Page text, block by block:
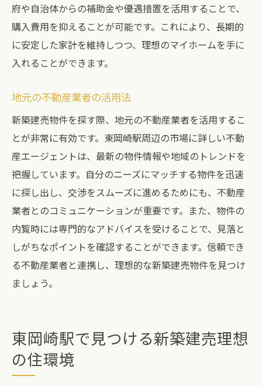
府や自治体からの補助金や優遇措置を活用することで、
購入費用を抑えることが可能です。これにより、長期的
に安定した家計を維持しつつ、理想のマイホームを手に
入れることができます。
地元の不動産業者の活用法
新築建売物件を探す際、地元の不動産業者を活用するこ
とが非常に有効です。東岡崎駅周辺の市場に詳しい不動
産エージェントは、最新の物件情報や地域のトレンドを
把握しています。自分のニーズにマッチする物件を迅速
に探し出し、交渉をスムーズに進めるためにも、不動産
業者とのコミュニケーションが重要です。また、物件の
内覧時には専門的なアドバイスを受けることで、見落と
しがちなポイントを確認することができます。信頼でき
る不動産業者と連携し、理想的な新築建売物件を見つけ
ましょう。
東岡崎駅で見つける新築建売理想
の住環境